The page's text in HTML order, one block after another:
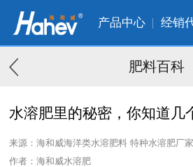
产品中心 经销
肥料百科
水溶肥里的秘密，你知道几
来源：海和威海洋类水溶肥料 特种水溶肥厂家
作者：海和威水溶肥